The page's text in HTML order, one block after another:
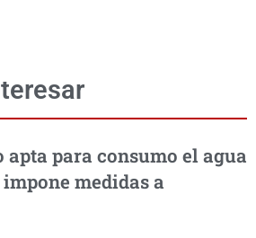
apta para consumo el agua
medidas a